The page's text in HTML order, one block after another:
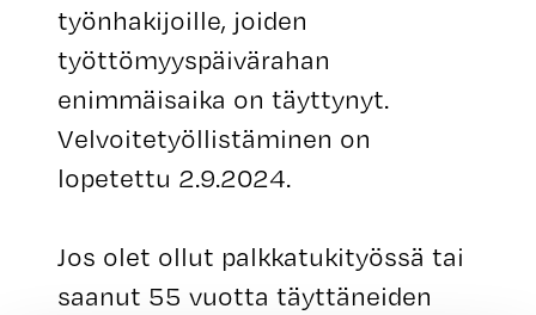
työnhakijoille, joiden
työttömyyspäivärahan
enimmäisaika on täyttynyt.
Velvoitetyöllistäminen on
lopetettu 2.9.2024.
Jos olet ollut palkkatukityössä tai
saanut 55 vuotta täyttäneiden